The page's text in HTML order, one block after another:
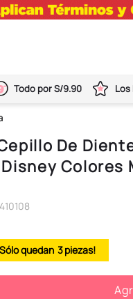
Todo por S/9.90 Los
De
Colores
3